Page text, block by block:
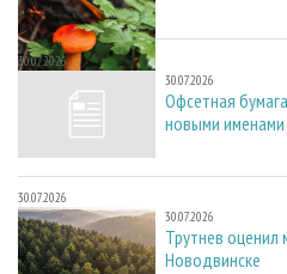
30.07.2026
30.07.2026
Офсетная
новыми именами
30.07.2026
30.07.2026
Трутнев
Новодвинске